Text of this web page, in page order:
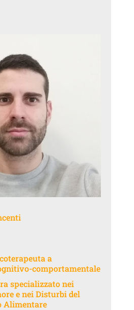
a
comportamentale
specializzato nei
e nei Disturbi del
Alimentare